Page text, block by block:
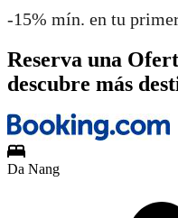
-15% mín. en tu
Reserva una
descubre más
Da Nang